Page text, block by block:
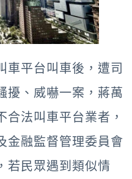
車平台叫車後，遭司
擾、威嚇一案，蔣萬
合法叫車平台業者，
金融監督管理委員會
若民眾遇到類似情